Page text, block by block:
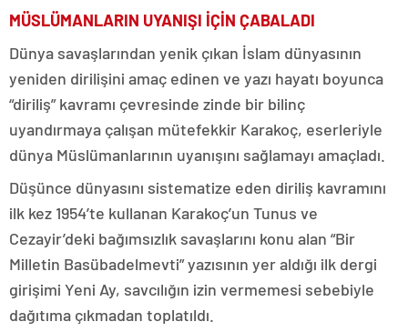
MÜSLÜMANLARIN UYANIŞI İÇİN ÇABALADI
Dünya savaşlarından yenik çıkan İslam dünyasının
yeniden dirilişini amaç edinen ve yazı hayatı boyunca
“diriliş” kavramı çevresinde zinde bir bilinç
uyandırmaya çalışan mütefekkir Karakoç, eserleriyle
dünya Müslümanlarının uyanışını sağlamayı amaçladı.
Düşünce dünyasını sistematize eden diriliş kavramını
ilk kez 1954’te kullanan Karakoç’un Tunus ve
Cezayir’deki bağımsızlık savaşlarını konu alan “Bir
Milletin Basübadelmevti” yazısının yer aldığı ilk dergi
girişimi Yeni Ay, savcılığın izin vermemesi sebebiyle
dağıtıma çıkmadan toplatıldı.